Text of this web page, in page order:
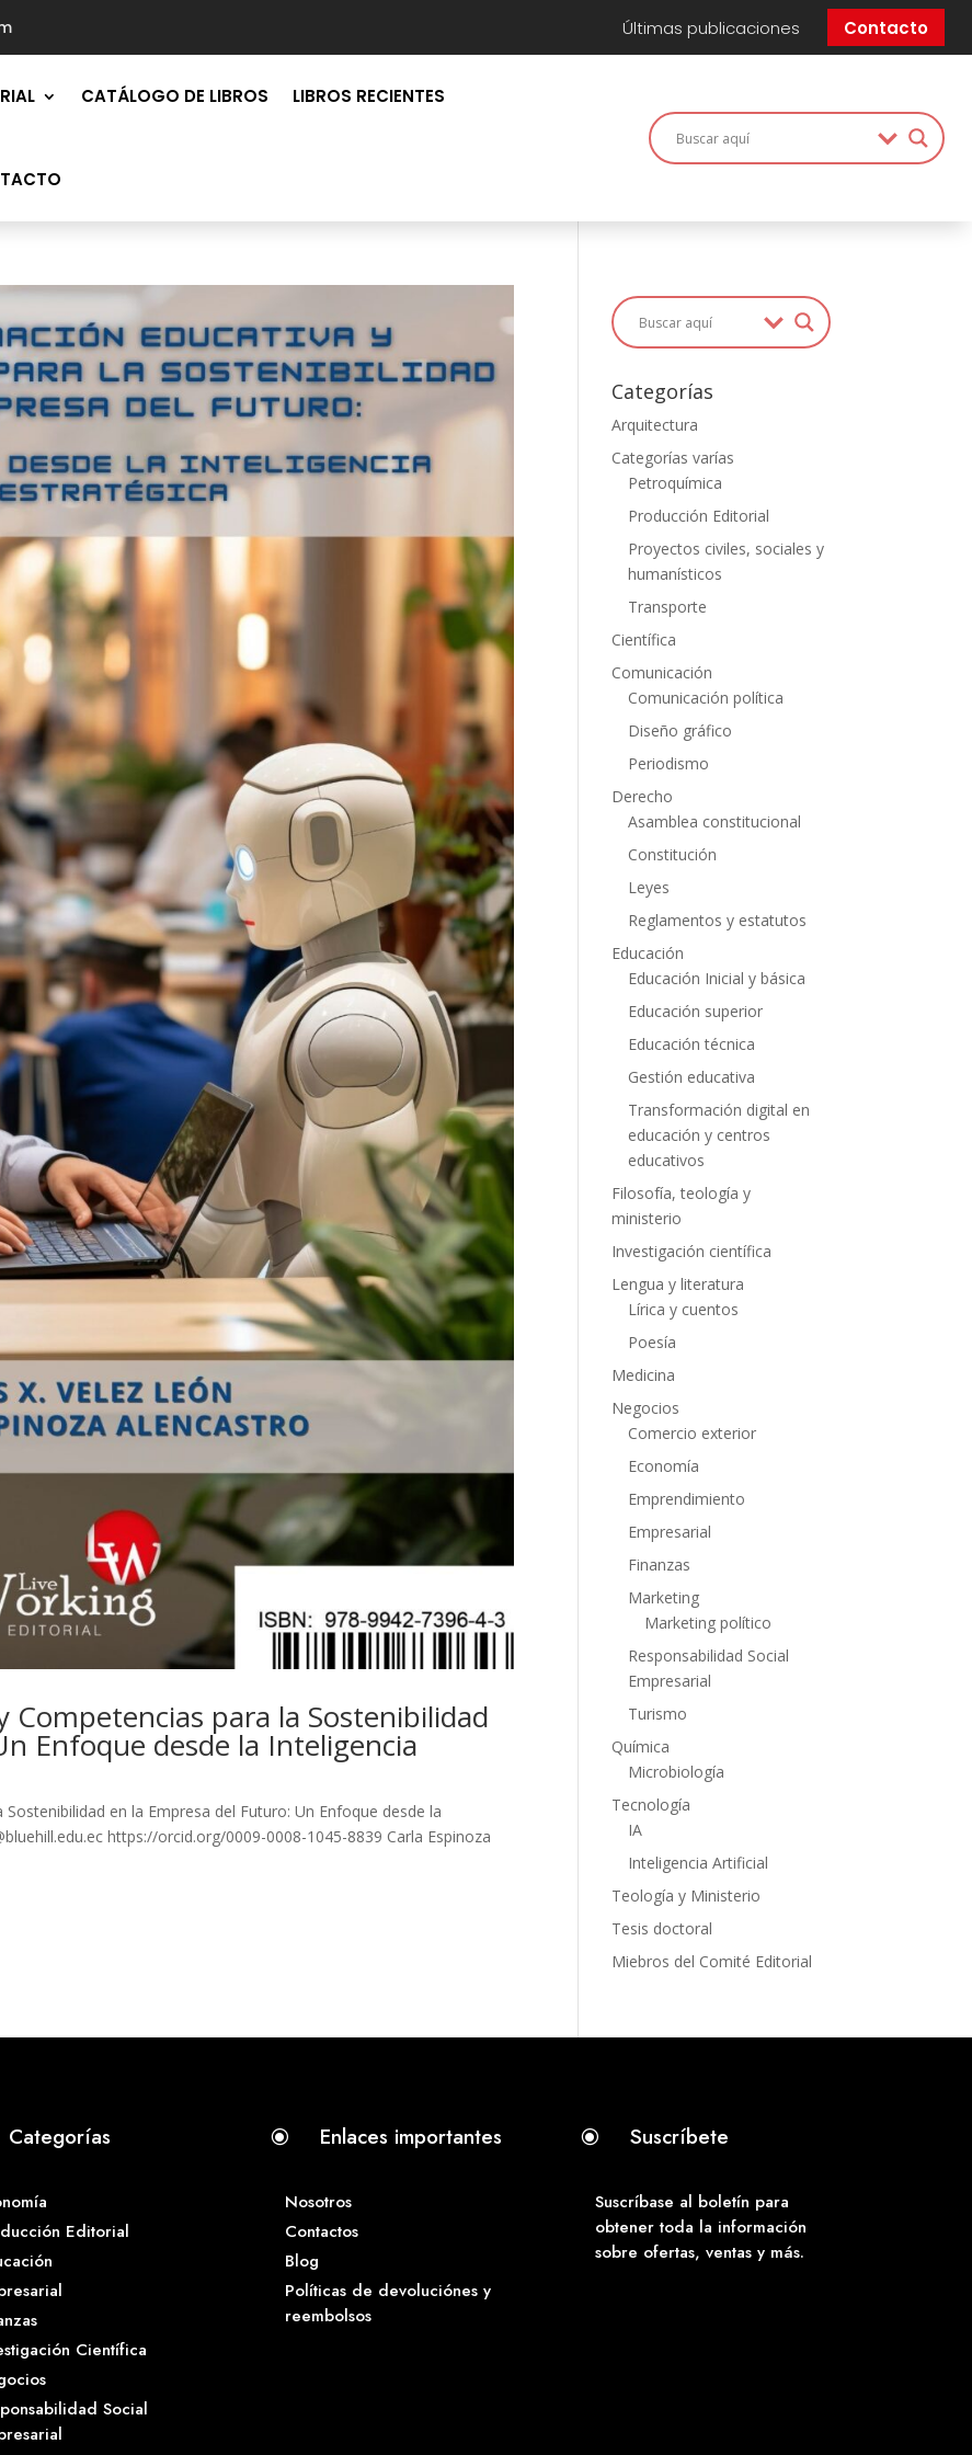
Últimas publicaciones Contacto
CATÁLOGO DE LIBROS LIBROS RECIENTES
para la Sostenibilidad
Enfoque desde la Inteligencia
en la Empresa del Futuro: Un Enfoque desde la
https://orcid.org/0009-0008-1045-8839 Carla Espinoza
Categorías
Arquitectura
Categorías varías
Petroquímica
Producción Editorial
Proyectos civiles, sociales y
humanísticos
Transporte
Científica
Comunicación
Comunicación política
Diseño gráfico
Periodismo
Derecho
Asamblea constitucional
Constitución
Leyes
Reglamentos y estatutos
Educación
Educación Inicial y básica
Educación superior
Educación técnica
Gestión educativa
Transformación digital en
educación y centros
educativos
Filosofía, teología y
ministerio
Investigación científica
Lengua y literatura
Lírica y cuentos
Poesía
Medicina
Negocios
Comercio exterior
Economía
Emprendimiento
Empresarial
Finanzas
Marketing
Marketing político
Responsabilidad Social
Empresarial
Turismo
Química
Microbiología
Tecnología
IA
Inteligencia Artificial
Teología y Ministerio
Tesis doctoral
Miebros del Comité Editorial
Categorías
Editorial
Científica
Social
\ Enlaces importantes
Nosotros
Contactos
Blog
Políticas de devoluciónes y
reembolsos
\ Suscríbete
Suscríbase al boletín para
obtener toda la información
sobre ofertas, ventas y más.